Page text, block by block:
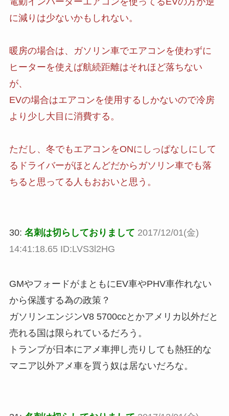
に減りは少ないかもしれない。
暖房の場合は、ガソリン車でエアコンを使わずに
ヒーターを使えば航続距離はそれほど落ちない
が、
EVの場合はエアコンを使用するしかないので冷房
より少し大目に消費する。
ただし、冬でもエアコンをONにしっぱなしにして
るドライバーがほとんどだからガソリン車でも落
ちると思ってる人もおおいと思う。
30: 名刺は切らしておりまして 2017/12/01(金)
14:41:18.65 ID:LVS3l2HG
GMやフォードがまともにEV車やPHV車作れない
から保護する為の政策？
ガソリンエンジンV8 5700ccとかアメリカ以外だと
売れる国は限られているだろう。
トランプが日本にアメ車押し売りしても熱狂的な
マニア以外アメ車を買う奴は居ないだろな。